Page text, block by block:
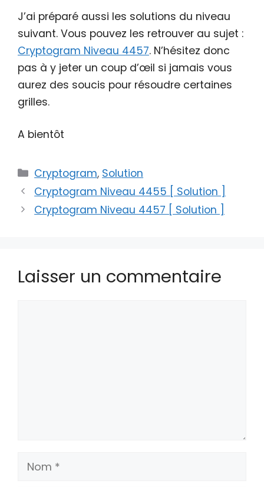
J’ai préparé aussi les solutions du niveau
suivant. Vous pouvez les retrouver au sujet :
Cryptogram Niveau 4457. N’hésitez donc
pas à y jeter un coup d’œil si jamais vous
aurez des soucis pour résoudre certaines
grilles.
A bientôt
Catégories
Cryptogram, Solution
Cryptogram Niveau 4455 [ Solution ]
Cryptogram Niveau 4457 [ Solution ]
Laisser un commentaire
Nom